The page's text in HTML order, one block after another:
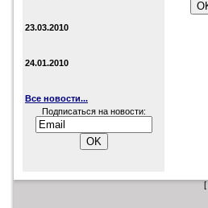
23.03.2010
24.01.2010
Все новости...
Подписаться на новости:
[